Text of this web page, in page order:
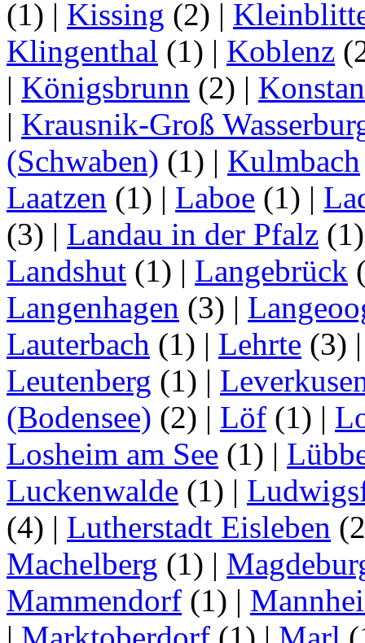
(1) | Kissing (2) |
Klingenthal (1) | Koblenz
| Königsbrunn (2) |
| Krausnik-Groß
(Schwaben) (1) | Kulmbach
Laatzen (1) | Laboe (1) |
(3) | Landau in der Pfalz
Landshut (1) | Langebrück
Langenhagen (3) |
Lauterbach (1) | Lehrte (3)
Leutenberg (1) |
(Bodensee) (2) | Löf (1) |
Losheim am See (1) |
Luckenwalde (1) |
(4) | Lutherstadt Eisleben
Machelberg (1) |
Mammendorf (1) |